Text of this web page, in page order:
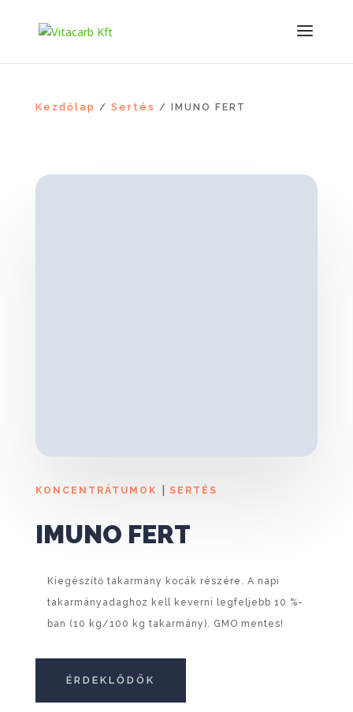
Kezdőlap / Sertés / IMUNO FERT
KONCENTRÁTUMOK | SERTÉS
IMUNO FERT
Kiegészítő takarmány kocák részére. A napi
takarmányadaghoz kell keverni legfeljebb 10 %-
ban (10 kg/100 kg takarmány). GMO mentes!
ÉRDEKLŐDÖK